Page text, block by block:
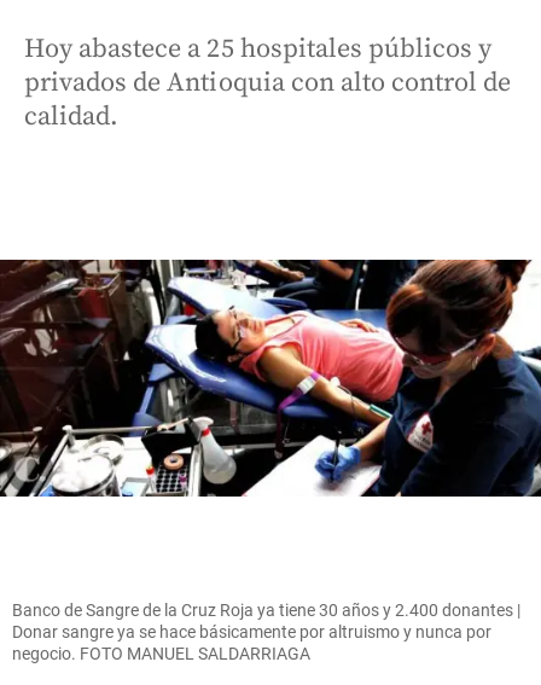
Hoy abastece a 25 hospitales públicos y
privados de Antioquia con alto control de
calidad.
Banco de Sangre de la Cruz Roja ya tiene 30 años y 2.400 donantes |
Donar sangre ya se hace básicamente por altruismo y nunca por
negocio. FOTO MANUEL SALDARRIAGA